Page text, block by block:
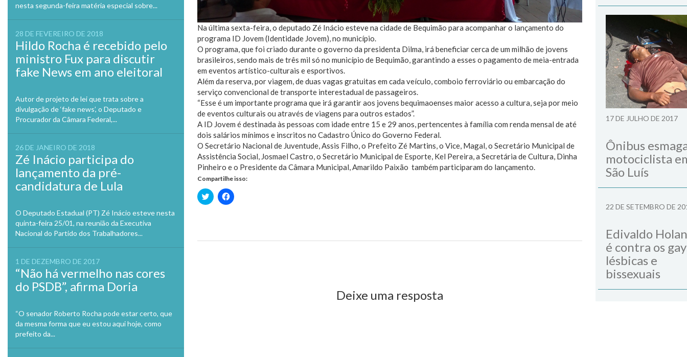
nesta segunda-feira matéria especial sobre...
28 DE FEVEREIRO DE 2018
Hildo Rocha é recebido pelo
ministro Fux para discutir
fake News em ano eleitoral
Autor de projeto de lei que trata sobre a
divulgação de ‘fake news’, o Deputado e
Procurador da Câmara Federal,...
26 DE JANEIRO DE 2018
Zé Inácio participa do
lançamento da pré-
candidatura de Lula
O Deputado Estadual (PT) Zé Inácio esteve nesta
quinta-feira 25/01, na reunião da Executiva
Nacional do Partido dos Trabalhadores...
1 DE DEZEMBRO DE 2017
“Não há vermelho nas cores
do PSDB”, afirma Doria
“O senador Roberto Rocha pode estar certo, que
da mesma forma que eu estou aqui hoje, como
prefeito da...
Na última sexta-feira, o deputado Zé Inácio esteve na cidade de Bequimão para acompanhar o lançamento do
programa ID Jovem (Identidade Jovem), no município.
O programa, que foi criado durante o governo da presidenta Dilma, irá beneficiar cerca de um milhão de jovens
brasileiros, sendo mais de três mil só no município de Bequimão, garantindo a esses o pagamento de meia-entrada
em eventos artístico-culturais e esportivos.
Além da reserva, por viagem, de duas vagas gratuitas em cada veículo, comboio ferroviário ou embarcação do
serviço convencional de transporte interestadual de passageiros.
“Esse é um importante programa que irá garantir aos jovens bequimaoenses maior acesso a cultura, seja por meio
de eventos culturais ou através de viagens para outros estados”.
A ID Jovem é destinada às pessoas com idade entre 15 e 29 anos, pertencentes à família com renda mensal de até
dois salários mínimos e inscritos no Cadastro Único do Governo Federal.
O Secretário Nacional de Juventude, Assis Filho, o Prefeito Zé Martins, o Vice, Magal, o Secretário Municipal de
Assistência Social, Josmael Castro, o Secretário Municipal de Esporte, Kel Pereira, a Secretária de Cultura, Dinha
Pinheiro e o Presidente da Câmara Municipal, Amarildo Paixão também participaram do lançamento.
Compartilhe isso:
Clique
para
janela)
Clique
para
janela)
Deixe uma resposta
17 DE JULHO DE 2017
Ônibus
motociclista
São Luís
22 DE SETEMBRO DE
Edivaldo
é contra os
lésbicas e
bissexuais